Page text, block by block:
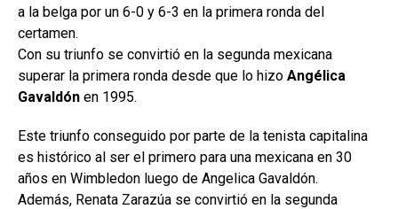
a la belga por un 6-0 y 6-3 en la primera ronda del
certamen.
Con su triunfo se convirtió en la segunda mexicana
superar la primera ronda desde que lo hizo Angélica
Gavaldón en 1995.
Este triunfo conseguido por parte de la tenista capitalina
es histórico al ser el primero para una mexicana en 30
años en Wimbledon luego de Angelica Gavaldón.
Además, Renata Zarazúa se convirtió en la segunda